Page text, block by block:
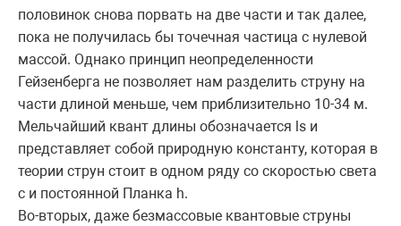
половинок снова порвать на две части и так далее,
пока не получилась бы точечная частица с нулевой
массой. Однако принцип неопределенности
Гейзенберга не позволяет нам разделить струну на
части длиной меньше, чем приблизительно 10-34 м.
Мельчайший квант длины обозначается ls и
представляет собой природную константу, которая в
теории струн стоит в одном ряду со скоростью света
c и постоянной Планка h.
Во-вторых, даже безмассовые квантовые струны